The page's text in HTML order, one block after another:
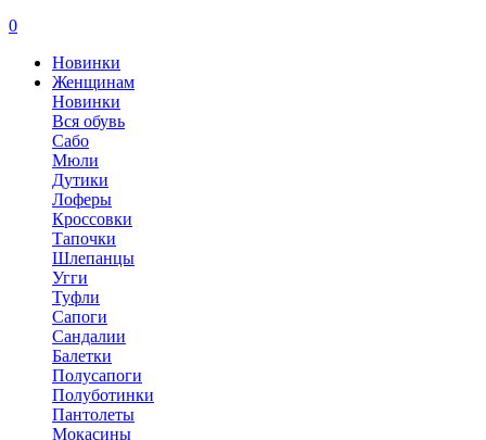
0
Новинки
Женщинам
Новинки
Вся обувь
Сабо
Мюли
Дутики
Лоферы
Кроссовки
Тапочки
Шлепанцы
Угги
Туфли
Сапоги
Сандалии
Балетки
Полусапоги
Полуботинки
Пантолеты
Мокасины